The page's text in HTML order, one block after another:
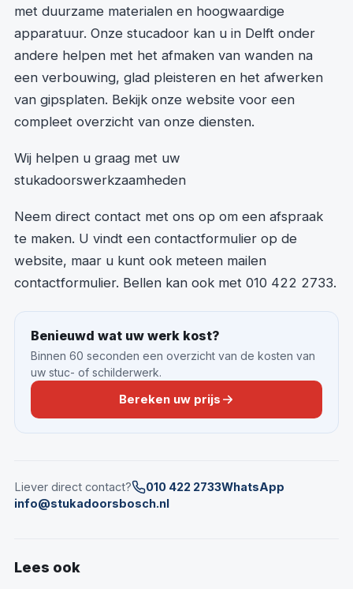
met duurzame materialen en hoogwaardige
apparatuur. Onze stucadoor kan u in Delft onder
andere helpen met het afmaken van wanden na
een verbouwing, glad pleisteren en het afwerken
van gipsplaten. Bekijk onze website voor een
compleet overzicht van onze diensten.
Wij helpen u graag met uw
stukadoorswerkzaamheden
Neem direct contact met ons op om een afspraak
te maken. U vindt een contactformulier op de
website, maar u kunt ook meteen mailen
contactformulier. Bellen kan ook met 010 422 2733.
Benieuwd wat uw werk kost?
Binnen 60 seconden een overzicht van de kosten van
uw stuc- of schilderwerk.
Bereken uw prijs
Liever direct contact? 010 422 2733WhatsApp
info@stukadoorsbosch.nl
Lees ook